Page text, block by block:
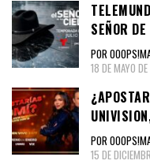
SEÑOR
POR
18 DE MAYO
POR
15 DE